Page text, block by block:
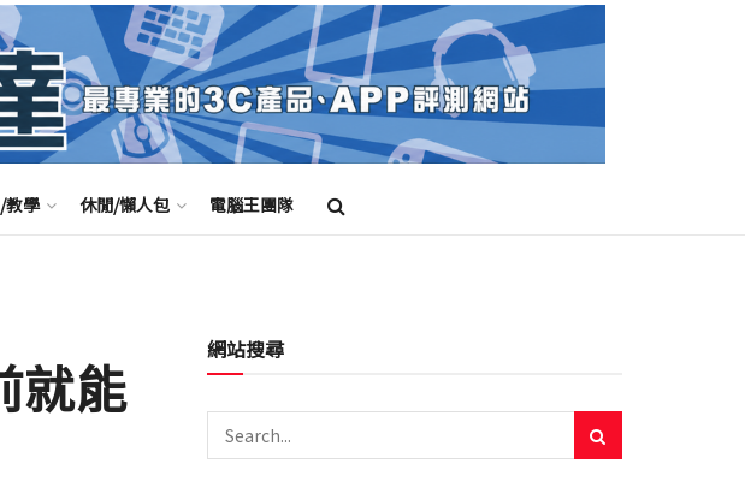
教學 休閒/懶人包 電腦王團隊
就能
網站搜尋